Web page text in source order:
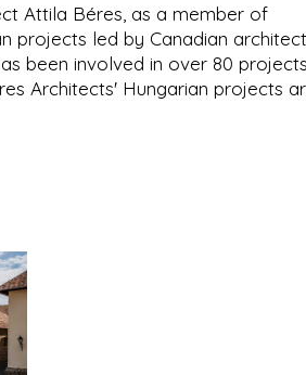
Attila Béres, as a member of
projects led by Canadian architect
been involved in over 80 projects
Architects' Hungarian projects